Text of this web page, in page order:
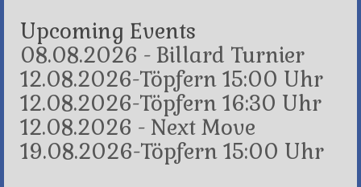
Upcoming Events
08.08.2026 - Billard Turnier
12.08.2026-Töpfern 15:00 Uhr
12.08.2026-Töpfern 16:30 Uhr
12.08.2026 - Next Move
19.08.2026-Töpfern 15:00 Uhr